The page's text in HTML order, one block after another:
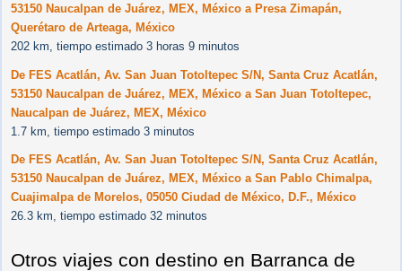
53150 Naucalpan de Juárez, MEX, México a Presa Zimapán,
Querétaro de Arteaga, México
202 km, tiempo estimado 3 horas 9 minutos
De FES Acatlán, Av. San Juan Totoltepec S/N, Santa Cruz Acatlán,
53150 Naucalpan de Juárez, MEX, México a San Juan Totoltepec,
Naucalpan de Juárez, MEX, México
1.7 km, tiempo estimado 3 minutos
De FES Acatlán, Av. San Juan Totoltepec S/N, Santa Cruz Acatlán,
53150 Naucalpan de Juárez, MEX, México a San Pablo Chimalpa,
Cuajimalpa de Morelos, 05050 Ciudad de México, D.F., México
26.3 km, tiempo estimado 32 minutos
Otros viajes con destino en Barranca de